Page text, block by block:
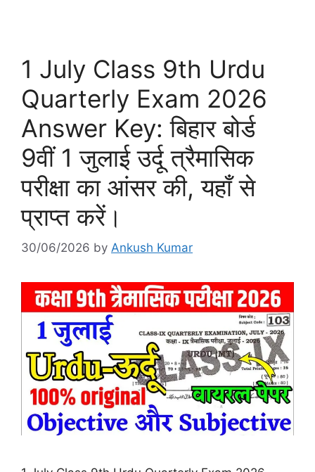
1 July Class 9th Urdu
Quarterly Exam 2026
Answer Key: बिहार बोर्ड
9वीं 1 जुलाई उर्दू त्रैमासिक
परीक्षा का आंसर की, यहाँ से
प्राप्त करें।
30/06/2026 by Ankush Kumar